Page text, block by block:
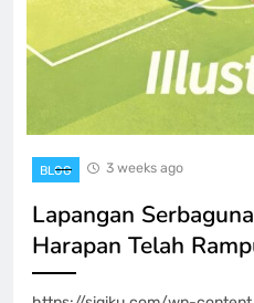
BLOG 3 weeks ago
Lapangan
Harapan Telah